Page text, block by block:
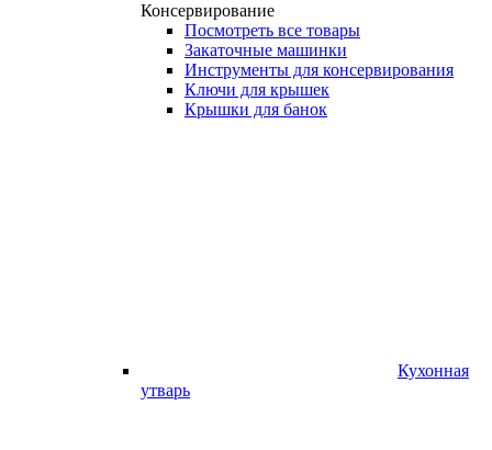
Консервирование
Посмотреть все товары
Закаточные машинки
Инструменты для консервирования
Ключи для крышек
Крышки для банок
Кухонная
утварь